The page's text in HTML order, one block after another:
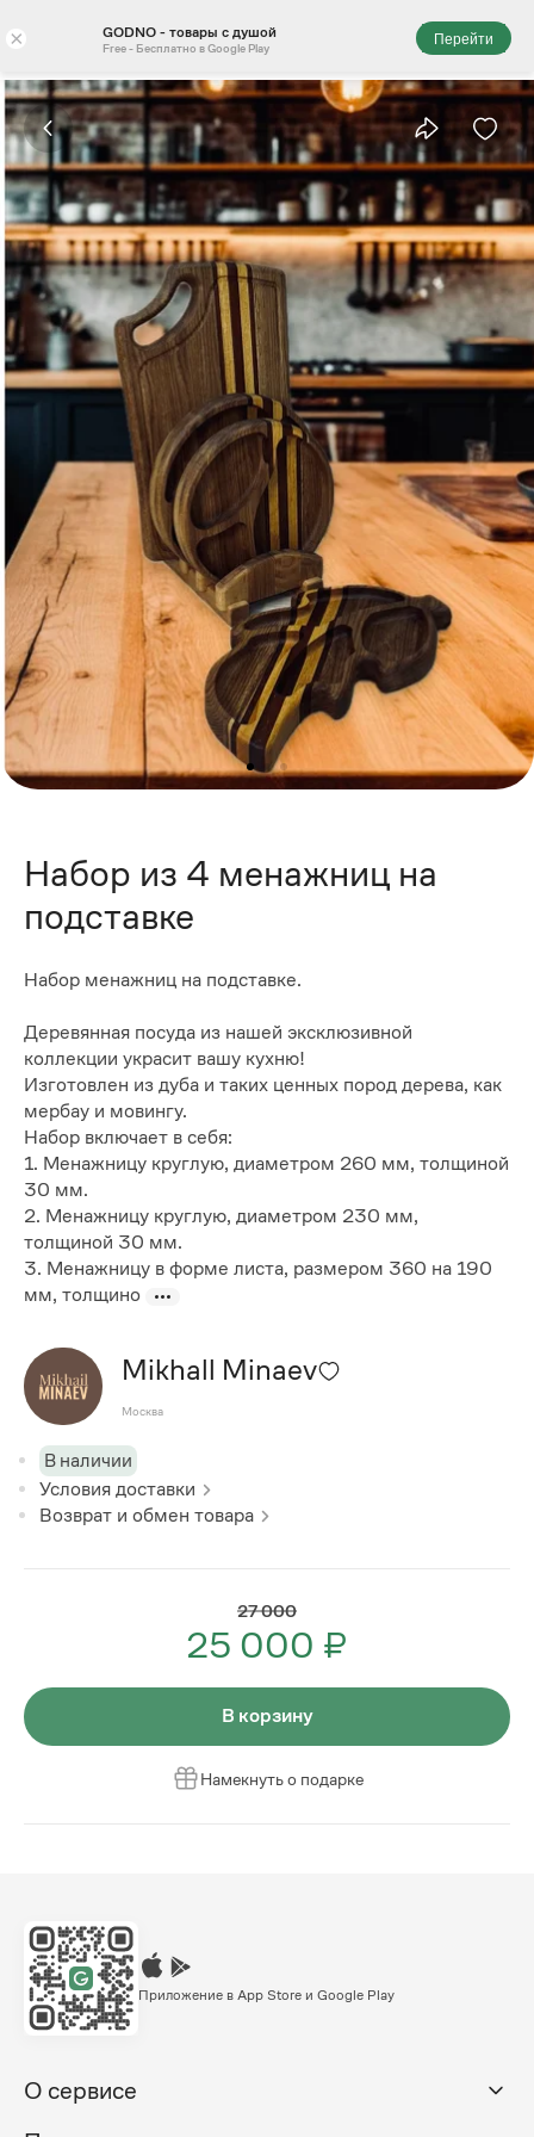
× GODNO - товары с душой
Free - Бесплатно в Google Play
Перейти
Набор из 4 менажниц на
подставке
Набор менажниц на подставке.
Деревянная посуда из нашей эксклюзивной
коллекции украсит вашу кухню!
Изготовлен из дуба и таких ценных пород дерева, как
мербау и мовингу.
Набор включает в себя:
1. Менажницу круглую, диаметром 260 мм, толщиной
30 мм.
2. Менажницу круглую, диаметром 230 мм,
толщиной 30 мм.
3. Менажницу в форме листа, размером 360 на 190
мм, толщино
Mikhall Minaev
Москва
В наличии
Условия доставки
Возврат и обмен товара
27 000
25 000 ₽
В корзину
Намекнуть о подарке
Приложение в App Store и Google Play
О сервисе